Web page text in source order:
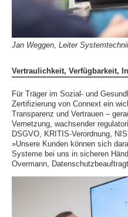
Jan Weggen, Leiter
Vertraulichkeit, Verfügbarkeit,
Für Träger im Sozial- und
Zertifizierung von Connext ein
Transparenz und Vertrauen –
Vernetzung, wachsender
DSGVO, KRITIS-Verordnung,
»Unsere Kunden können sich
Systeme bei uns in sicheren
Overmann,